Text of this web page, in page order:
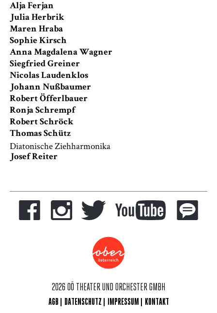
Alja Ferjan
Julia Herbrik
Maren Hraba
Sophie Kirsch
Anna Magdalena Wagner
Siegfried Greiner
Nicolas Laudenklos
Johann Nußbaumer
Robert Öfferlbauer
Ronja Schrempf
Robert Schröck
Thomas Schütz
Diatonische Ziehharmonika
Josef Reiter
2026 OÖ THEATER UND ORCHESTER GMBH
AGB DATENSCHUTZ IMPRESSUM KONTAKT